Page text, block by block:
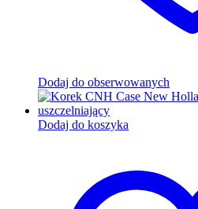
Dodaj do obserwowanych
Dodaj do koszyka